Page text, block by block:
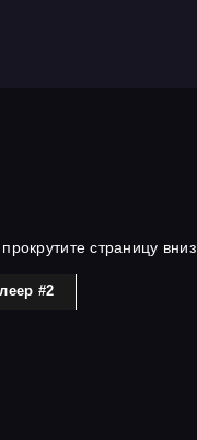
страницу вниз
#2